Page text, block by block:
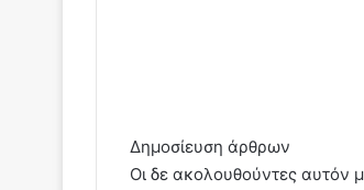
Δημοσίευση άρθρων
Οι δε ακολουθούντες αυτόν